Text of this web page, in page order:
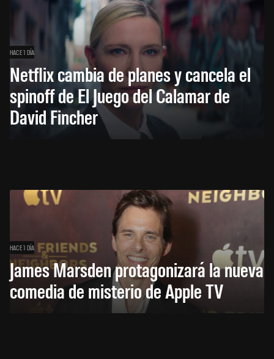
HACE 1 DÍA
Netflix cambia de planes y cancela el
spinoff de El Juego del Calamar de
David Fincher
HACE 1 DÍA
James Marsden protagonizará la nueva
comedia de misterio de Apple TV